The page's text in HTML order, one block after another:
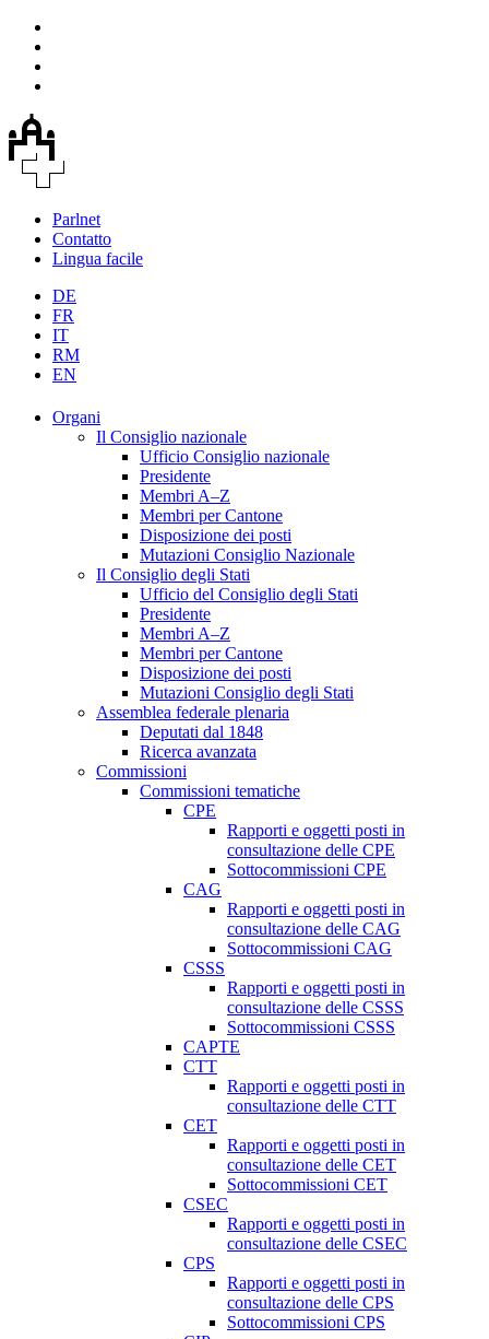
Parlnet
Contatto
Lingua facile
DE
FR
IT
RM
EN
Organi
Il Consiglio nazionale
Ufficio Consiglio nazionale
Presidente
Membri A–Z
Membri per Cantone
Disposizione dei posti
Mutazioni Consiglio Nazionale
Il Consiglio degli Stati
Ufficio del Consiglio degli Stati
Presidente
Membri A–Z
Membri per Cantone
Disposizione dei posti
Mutazioni Consiglio degli Stati
Assemblea federale plenaria
Deputati dal 1848
Ricerca avanzata
Commissioni
Commissioni tematiche
CPE
Rapporti e oggetti posti in
consultazione delle CPE
Sottocommissioni CPE
CAG
Rapporti e oggetti posti in
consultazione delle CAG
Sottocommissioni CAG
CSSS
Rapporti e oggetti posti in
consultazione delle CSSS
Sottocommissioni CSSS
CAPTE
CTT
Rapporti e oggetti posti in
consultazione delle CTT
CET
Rapporti e oggetti posti in
consultazione delle CET
Sottocommissioni CET
CSEC
Rapporti e oggetti posti in
consultazione delle CSEC
CPS
Rapporti e oggetti posti in
consultazione delle CPS
Sottocommissioni CPS